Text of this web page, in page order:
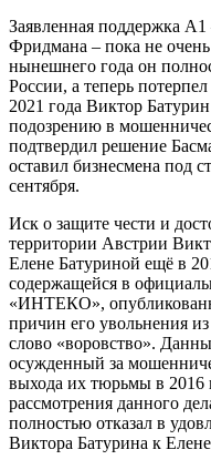
Заявленная поддержка
Фридмана – пока не
нынешнего года он
России, а теперь
2021 года Виктор
подозрению в
подтвердил решение
оставил бизнесмена под
сентября.
Иск о защите чести и
территории Австрии
Елене Батуриной ещё в
содержащейся в
«ИНТЕКО»,
причин его увольнения
слово «воровство».
осужденный за
выхода их тюрьмы в 2016
рассмотрения данного
полностью отказал в
Виктора Батурина к